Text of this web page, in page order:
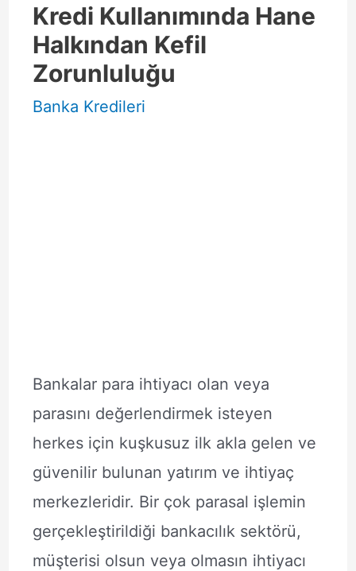
Kredi Kullanımında Hane
Halkından Kefil
Zorunluluğu
Banka Kredileri
Bankalar para ihtiyacı olan veya
parasını değerlendirmek isteyen
herkes için kuşkusuz ilk akla gelen ve
güvenilir bulunan yatırım ve ihtiyaç
merkezleridir. Bir çok parasal işlemin
gerçekleştirildiği bankacılık sektörü,
müşterisi olsun veya olmasın ihtiyacı